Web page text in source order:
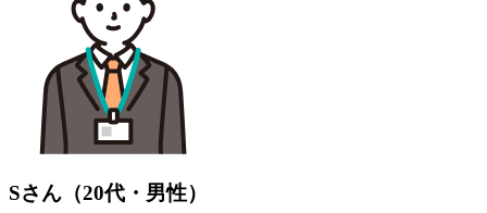
Sさん（20代・男性）